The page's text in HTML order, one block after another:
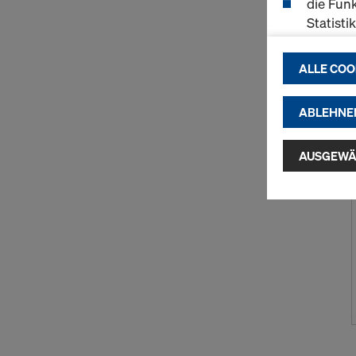
Indem Sie
USA
Garantien
hierauf.
Zugriff
zur
ALLE